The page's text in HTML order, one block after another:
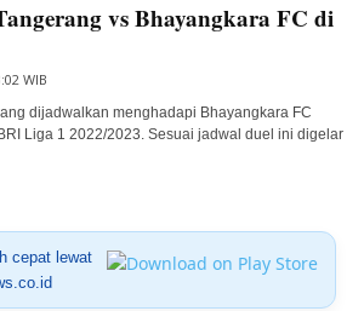
vs Bhayangkara FC di
WIB
dijadwalkan menghadapi Bhayangkara FC
Liga 1 2022/2023. Sesuai jadwal duel ini digelar
cepat lewat